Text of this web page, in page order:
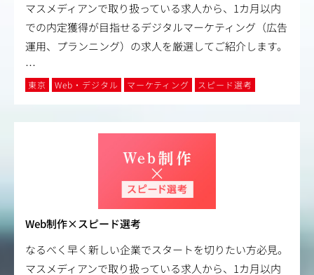
マスメディアンで取り扱っている求人から、1カ月以内
での内定獲得が目指せるデジタルマーケティング（広告
運用、プランニング）の求人を厳選してご紹介します。
…
東京 Web・デジタル マーケティング スピード選考
Web制作×スピード選考
なるべく早く新しい企業でスタートを切りたい方必見。
マスメディアンで取り扱っている求人から、1カ月以内